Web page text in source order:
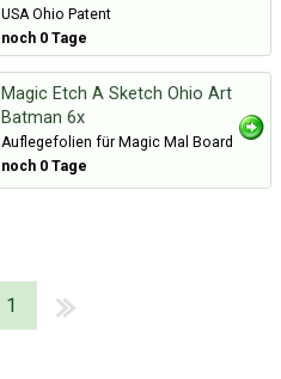
USA Ohio Patent
noch 0 Tage
Magic Etch A Sketch Ohio Art
Batman 6x
Auflegefolien für Magic Mal Board
noch 0 Tage
1